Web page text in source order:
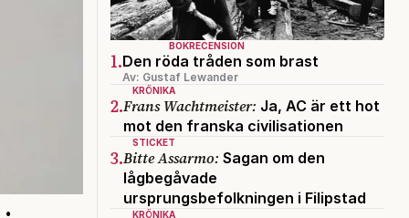
BOKRECENSION
1.Den röda tråden som brast
Av: Gustaf Lewander
KRÖNIKA
2.Frans Wachtmeister: Ja, AC är ett hot
mot den franska civilisationen
STICKET
3.Bitte Assarmo: Sagan om den
lågbegåvade
ursprungsbefolkningen i Filipstad
KRÖNIKA